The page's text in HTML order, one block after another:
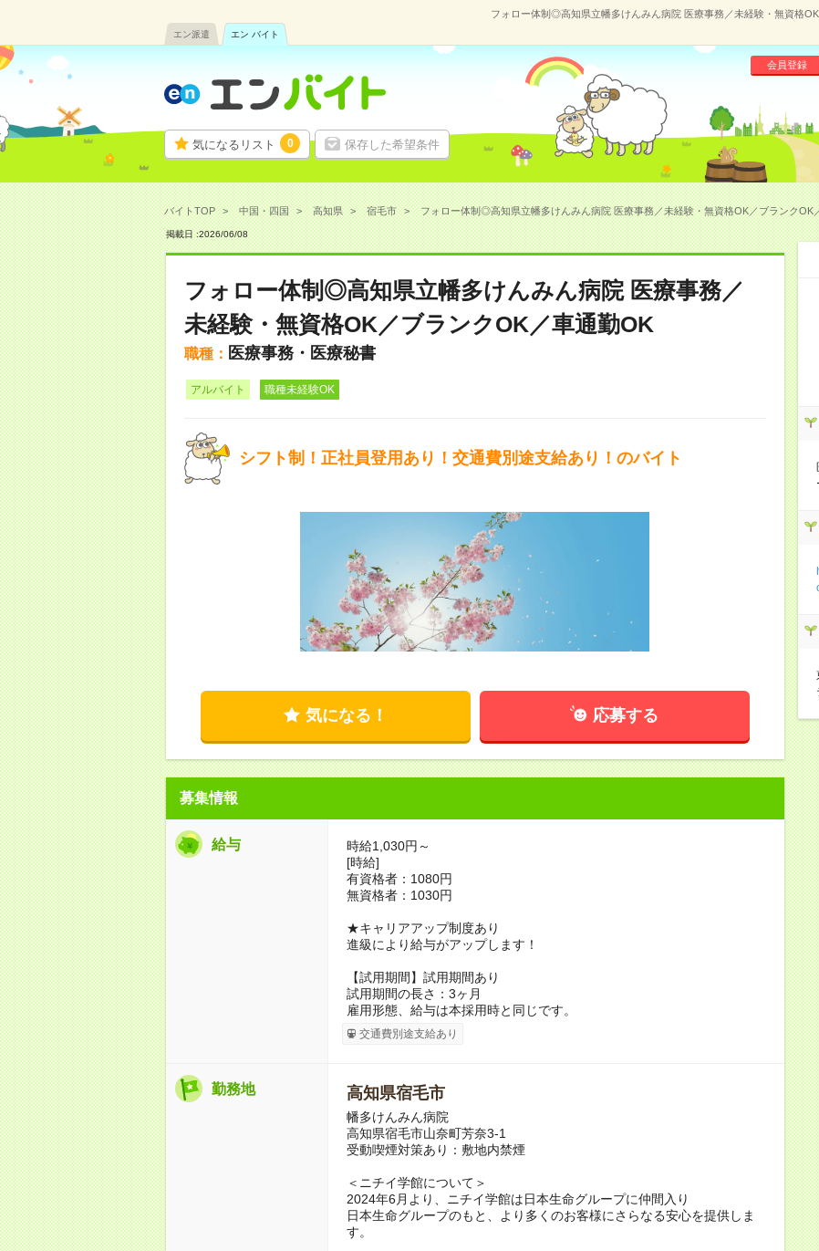
フォロー体制◎高知県立幡多けんみん病院 医療事務／未経験・無資格
エン派遣 エン バイト
気になるリスト 0 保存した希望条件
会員登録
バイトTOP 中国・四国 高知県 宿毛市 フォロー体制◎高知県立幡多けんみん病院 医療事務／未経験・無資格OK／ブランクOK
掲載日 :2026/06/08
フォロー体制◎高知県立幡多けんみん病院 医療事務／
未経験・無資格OK／ブランクOK／車通勤OK
職種： 医療事務・医療秘書
アルバイト 職種未経験OK
シフト制！正社員登用あり！交通費別途支給あり！のバイト
気になる！ 応募する
募集情報
給与
時給1,030円～
[時給]
有資格者：1080円
無資格者：1030円
★キャリアアップ制度あり
進級により給与がアップします！
【試用期間】試用期間あり
試用期間の長さ：3ヶ月
雇用形態、給与は本採用時と同じです。
交通費別途支給あり
勤務地 高知県宿毛市
幡多けんみん病院
高知県宿毛市山奈町芳奈3-1
受動喫煙対策あり：敷地内禁煙
＜ニチイ学館について＞
2024年6月より、ニチイ学館は日本生命グループに仲間入り
日本生命グループのもと、より多くのお客様にさらなる安心を提供しま
す。